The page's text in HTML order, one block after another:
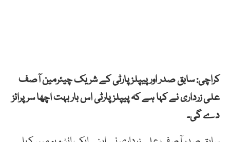
کراچی: سابق صدر اور پیپلز پارٹی کے شریک چیئرمین آصف
علی زرداری نے کہا ہے کہ پیپلز پارٹی اس بار بہت اچھا سرپرائز
دے گی۔